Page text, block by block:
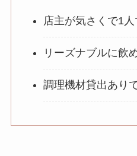
店主が気さくで1
リーズナブルに飲
調理機材貸出あり